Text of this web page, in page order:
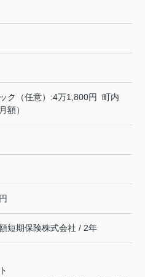
ク（任意）:4万1,800円 町内
額）
短期保険株式会社 / 2年